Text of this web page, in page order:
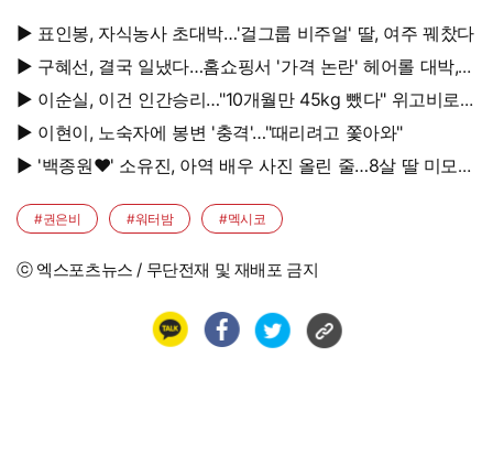
▶ 표인봉, 자식농사 초대박…'걸그룹 비주얼' 딸, 여주 꿰찼다
▶ 구혜선, 결국 일냈다…홈쇼핑서 '가격 논란' 헤어롤 대박,
무려 '3만 장' 돌파
▶ 이순실, 이건 인간승리…"10개월만 45kg 뺐다" 위고비로
대박, 몰라보게 달라졌다
▶ 이현이, 노숙자에 봉변 '충격'…"때리려고 쫓아와"
▶ '백종원♥' 소유진, 아역 배우 사진 올린 줄…8살 딸 미모
대박, 연예인 시켜도 되겠어
#권은비 #워터밤 #멕시코
ⓒ 엑스포츠뉴스 / 무단전재 및 재배포 금지